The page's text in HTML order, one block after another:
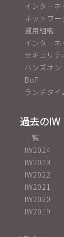
インター
ネットワー
運用組織
インター
セキュリテ
ハンズオン
BoF
ランチタ
過去のIW
一覧
IW2024
IW2023
IW2022
IW2021
IW2020
IW2019